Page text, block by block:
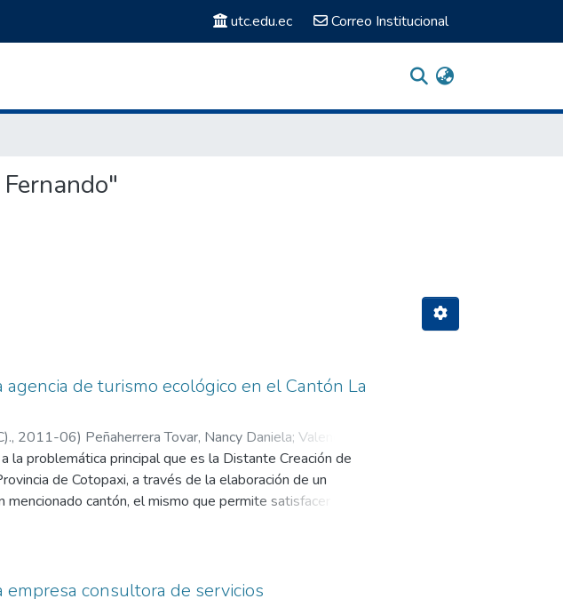
utc.edu.ec Correo Institucional
de turismo ecológico en el Cantón La
2011-06) Peñaherrera Tovar, Nancy Daniela; Valencia
problemática principal que es la Distante Creación de
de Cotopaxi, a través de la elaboración de un
cantón, el mismo que permite satisfacer los
2008-2009. La población inmersa en la investigación
manera se empleó este instrumento para el
turísticos del cantón La Maná, mediante el método
consultora de servicios